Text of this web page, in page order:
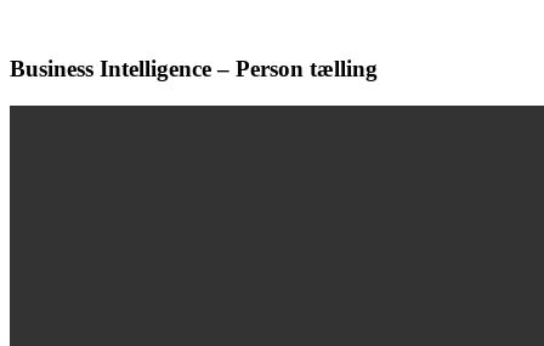
Business Intelligence – Person tælling